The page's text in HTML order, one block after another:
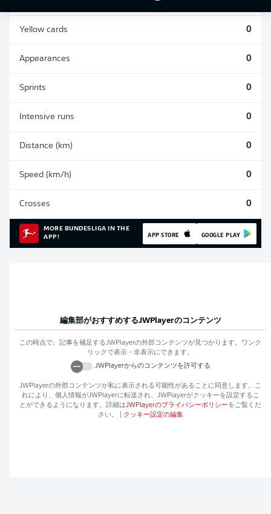
Yellow cards 0
Appearances 0
Sprints 0
Intensive runs 0
Distance (km) 0
Speed (km/h) 0
Crosses 0
MORE BUNDESLIGA IN THE
APP!
APP STORE GOOGLE PLAY
編集部がおすすめするJWPlayerのコンテンツ
この時点で、記事を補足するJWPlayerの外部コンテンツが見つかります。ワンク
リックで表示・非表示にできます。
JWPlayerからのコンテンツを許可する
JWPlayerの外部コンテンツが私に表示される可能性があることに同意します。こ
れにより、個人情報がJWPlayerに転送され、 JWPlayerがクッキーを設定するこ
とができるようになります。詳細はJWPlayerのプライバシーポリシーをご覧くだ
さい。
クッキー設定の編集